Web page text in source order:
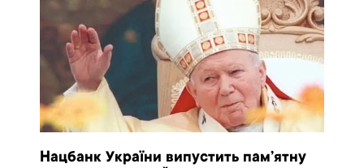
Нацбанк України випустить пам’ятну